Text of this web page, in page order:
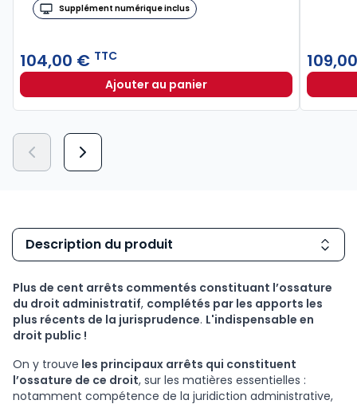
Supplément numérique inclus
104,00 € TTC
Ajouter au panierCode de la commande publique
Description du produit
Plus de cent arrêts commentés constituant l’ossature
du droit administratif, complétés par les apports les
plus récents de la jurisprudence. L'indispensable en
droit public !
On y trouve les principaux arrêts qui constituent
l’ossature de ce droit, sur les matières essentielles :
notamment compétence de la juridiction administrative,